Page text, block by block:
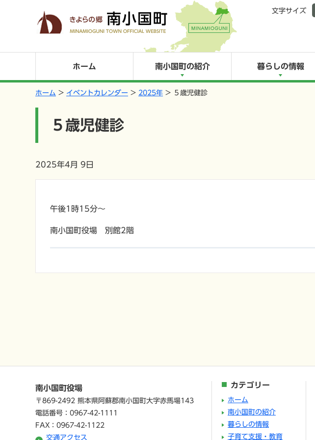
文字サイズ
ホーム 南小国町の紹介 暮らしの情報
ホーム イベントカレンダー 2025年 ５歳児健診
５歳児健診
2025年4月 9日
午後1時15分～
南小国町役場 別館2階
南小国町役場
〒869-2492 熊本県阿蘇郡南小国町大字赤馬場143
電話番号：0967-42-1111
FAX：0967-42-1122
交通アクセス
カテゴリー
ホーム
南小国町の紹介
暮らしの情報
子育て支援・教育